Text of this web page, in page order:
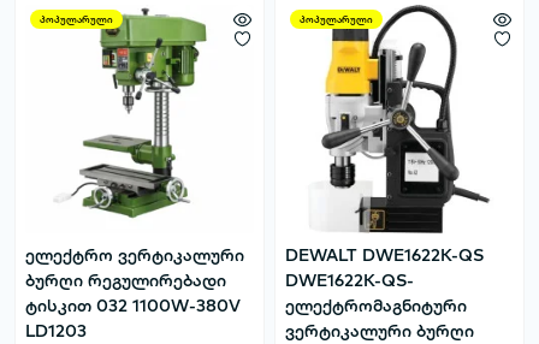
პოპულარული
ელექტრო ვერტიკალური
ბურღი რეგულირებადი
ტისკით 032 1100W-380V
LD1203
პოპულარული
DEWALT DWE1622K-QS
DWE1622K-QS-
ელექტრომაგნიტური
ვერტიკალური ბურღი